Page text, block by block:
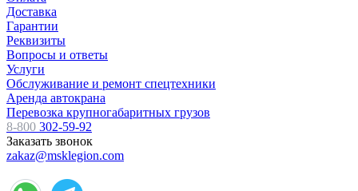
Доставка
Гарантии
Реквизиты
Вопросы и ответы
Услуги
Обслуживание и ремонт спецтехники
Аренда автокрана
Перевозка крупногабаритных грузов
8-800 302-59-92
Заказать звонок
zakaz@msklegion.com